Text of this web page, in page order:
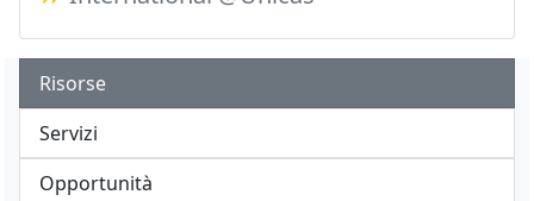
Risorse
Servizi
Opportunità